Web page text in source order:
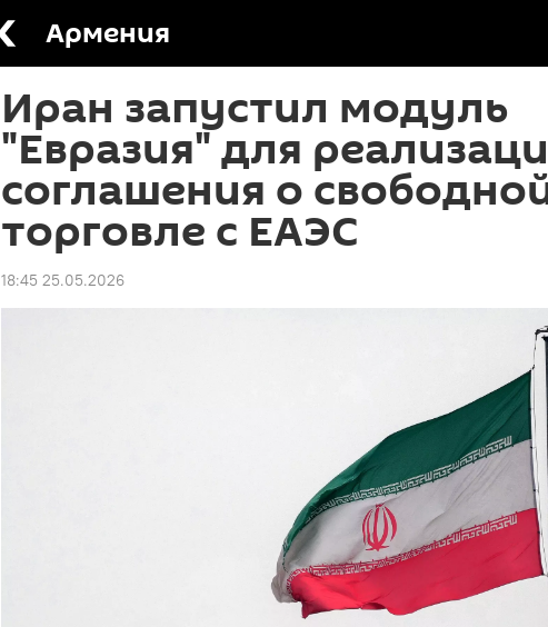
Армения
Иран запустил модуль
"Евразия" для
соглашения о
торговле с ЕАЭС
18:45 25.05.2026